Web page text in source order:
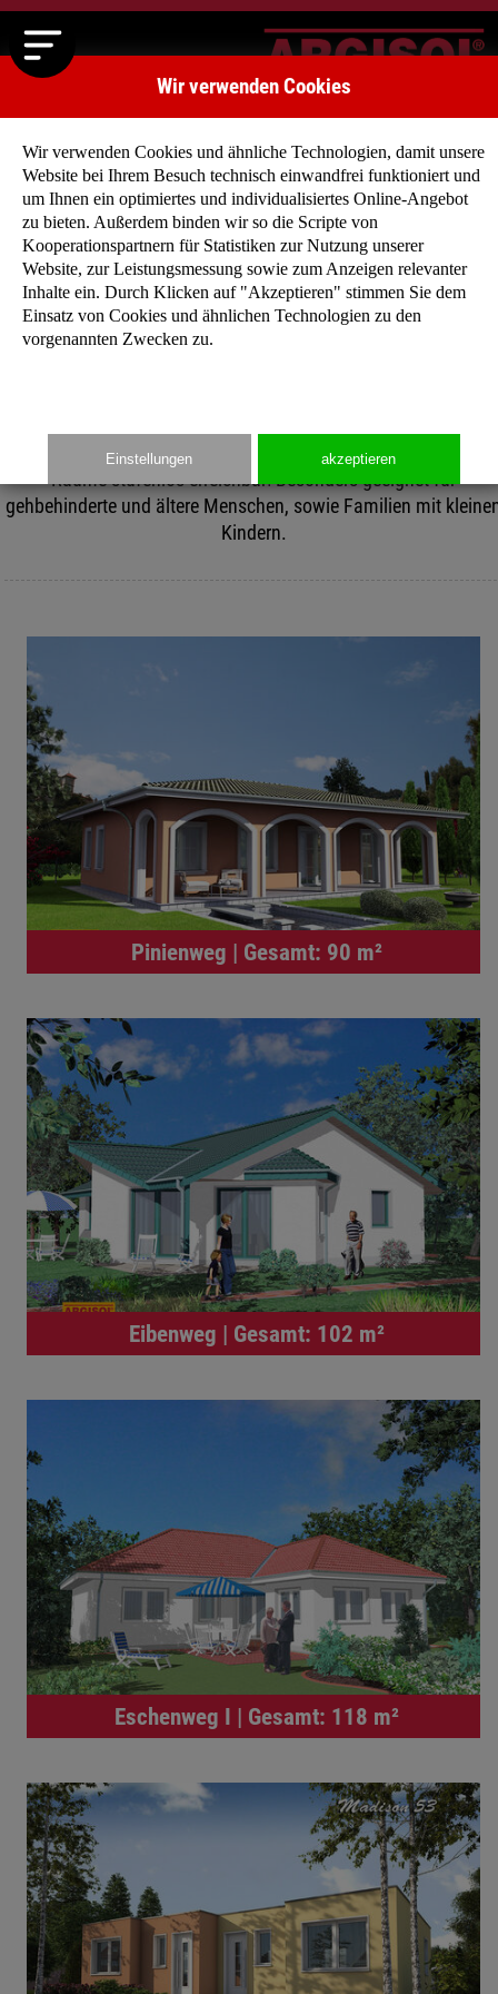
BUNGALOWS
Sie wollen die Natur mit dem Wohnen verbinden?
Wollen keine Treppen steigen? Und eine individuelle
Grundrissplanung mit offenem Raumkonzept?
Einfamilienhäuser mit verschiedenen Dachformen und alle
Räume stufenlos erreichbar! Besonders geeignet für
gehbehinderte und ältere Menschen, sowie Familien mit
Kindern.
Pinienweg | Gesamt: 90 m²
Eibenweg | Gesamt: 102 m²
Eschenweg I | Gesamt: 118 m²
Wir verwenden Cookies
Wir verwenden Cookies und ähnliche Technologien, damit unsere
Website bei Ihrem Besuch technisch einwandfrei funktioniert und
um Ihnen ein optimiertes und individualisiertes Online-Angebot
zu bieten. Außerdem binden wir so die Scripte von
Kooperationspartnern für Statistiken zur Nutzung unserer
Website, zur Leistungsmessung sowie zum Anzeigen relevanter
Inhalte ein. Durch Klicken auf "Akzeptieren" stimmen Sie dem
Einsatz von Cookies und ähnlichen Technologien zu den
vorgenannten Zwecken zu.
Einstellungen akzeptieren